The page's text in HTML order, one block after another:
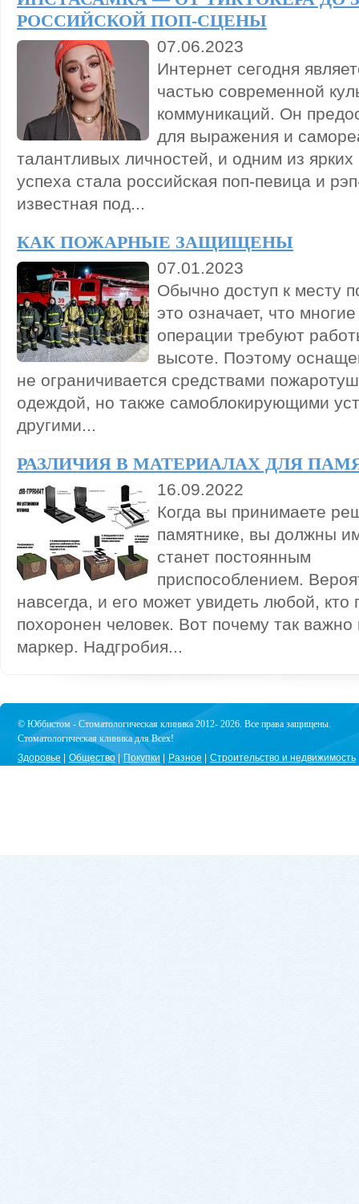
РОССИЙСКОЙ ПОП-СЦЕНЫ
07.06.2023
Интернет сегодня
частью современной
коммуникаций. Он
для выражения и
талантливых личностей, и одним из ярких
успеха стала российская поп-певица и
известная под...
КАК ПОЖАРНЫЕ ЗАЩИЩЕНЫ
07.01.2023
Обычно доступ к месту
это означает, что
операции требуют
высоте. Поэтому
не ограничивается средствами
одеждой, но также самоблокирующими
другими...
РАЗЛИЧИЯ В МАТЕРИАЛАХ ДЛЯ
16.09.2022
Когда вы принимаете
памятнике, вы должны
станет постоянным
приспособлением.
навсегда, и его может увидеть любой, кто
похоронен человек. Вот почему так
маркер. Надгробия...
© Юббистом - Стоматологическая клиника 2012- 2026. Все права защищены.
Стоматологическая клиника для Всех!
Здоровье
Общество Покупки Разное Строительство и недвижимость